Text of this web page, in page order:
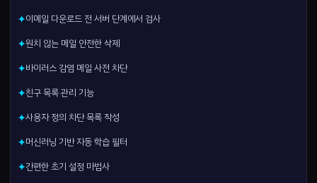
✦이메일 다운로드 전 서버 단계에서 검사
✦원치 않는 메일 안전한 삭제
✦바이러스 감염 메일 사전 차단
✦친구 목록 관리 기능
✦사용자 정의 차단 목록 작성
✦머신러닝 기반 자동 학습 필터
✦간편한 초기 설정 마법사